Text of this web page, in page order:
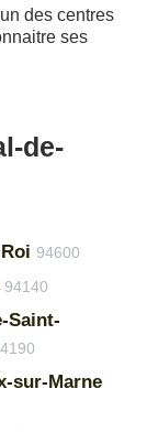
des centres
ses
de-
94600
94140
Saint-
sur-Marne